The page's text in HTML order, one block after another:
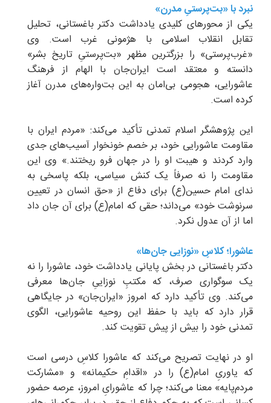
نبرد با «بت‌پرستیِ مدرن»
یکی از محورهای کلیدی یادداشت دکتر باغستانی، تحلیل
تقابل انقلاب اسلامی با هژمونی غرب است. وی
«غرب‌پرستی» را بزرگترین مظهر «بت‌پرستیِ تاریخ بشر»
دانسته و معتقد است ایران‌جان با الهام از فرهنگ
عاشورایی، هجومی بی‌امان به این بت‌واره‌های مدرن آغاز
کرده است.
این پژوهشگر اسلام تمدنی تأکید می‌کند: «مردم ایران با
مقاومت عاشورایی خود، بر خصم خونخوار آسیب‌های جدی
وارد کردند و هیبت او را در جهان فرو ریختند.» وی این
مقاومت را نه صرفاً یک کنش سیاسی، بلکه پاسخی به
ندای امام حسین(ع) برای دفاع از «حق انسان در تعیین
سرنوشت خود» می‌داند؛ حقی که امام(ع) برای آن جان داد
اما از آن عدول نکرد.
عاشورا؛ کلاسِ «نوزایی جان‌ها»
دکتر باغستانی در بخش پایانی یادداشت خود، عاشورا را نه
یک سوگواری صرف، که مکتبِ نوزاییِ جان‌ها معرفی
می‌کند. وی تأکید دارد که امروز «ایران‌جان» در جایگاهی
قرار دارد که باید با حفظ این روحیه عاشورایی، الگوی
تمدنی خود را بیش از پیش تقویت کند.
او در نهایت تصریح می‌کند که عاشورا کلاسِ درسی است
که یاوریِ امام(ع) را در «اقدامِ حکیمانه» و «مشارکت
مردم‌پایه» معنا می‌کند؛ چرا که عاشورایِ امروز، عرصه حضور